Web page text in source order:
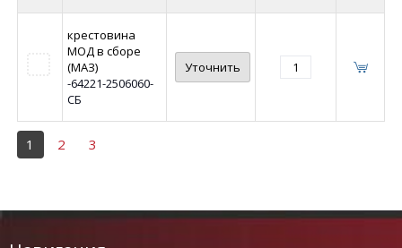
крестовина
МОД в сборе
(МАЗ)
-64221-2506060-
СБ
Уточнить
1 2 3